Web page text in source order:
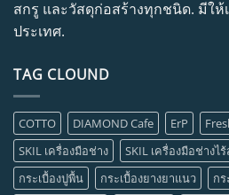
สกรู และวัสดุก่อสร้างทุกชนิด. มีให้
ประเทศ.
TAG CLOUND
COTTO DIAMOND Cafe ErP
SKIL เครื่องมือช่าง
SKIL เครื่องมือช่างไ
กระเบื้องปูพื้น
กระเบื้องยางยาแนว
กร